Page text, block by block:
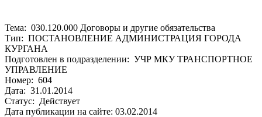
Тема: 030.120.000 Договоры и другие обязательства
Тип: ПОСТАНОВЛЕНИЕ АДМИНИСТРАЦИЯ ГОРОДА
КУРГАНА
Подготовлен в подразделении: УЧР МКУ ТРАНСПОРТНОЕ
УПРАВЛЕНИЕ
Номер: 604
Дата: 31.01.2014
Статус: Действует
Дата публикации на сайте: 03.02.2014